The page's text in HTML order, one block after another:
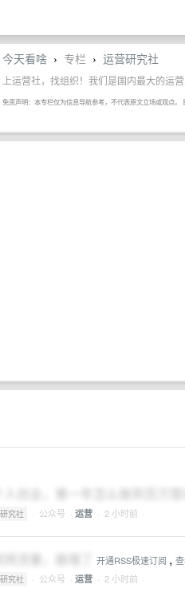
今天看啥 › 专栏 › 运营研究社
上运营社，找组织！我们是国内最大的运
免责声明：本专栏仅为信息导航参考，不代表原文立场或观点
人创业，第一年怎么做到百万营
究社 · 公众号 · 运营 · 2 小时前 ·
网流量，崩塌了 开通RSS极速订阅 ,
究社 · 公众号 · 运营 · 2 小时前 ·